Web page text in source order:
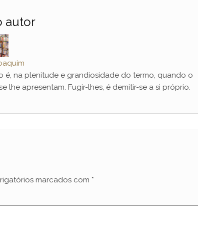
autor
o é, na plenitude e grandiosidade do termo, quando o
lhe apresentam. Fugir-lhes, é demitir-se a si próprio.
marcados com *